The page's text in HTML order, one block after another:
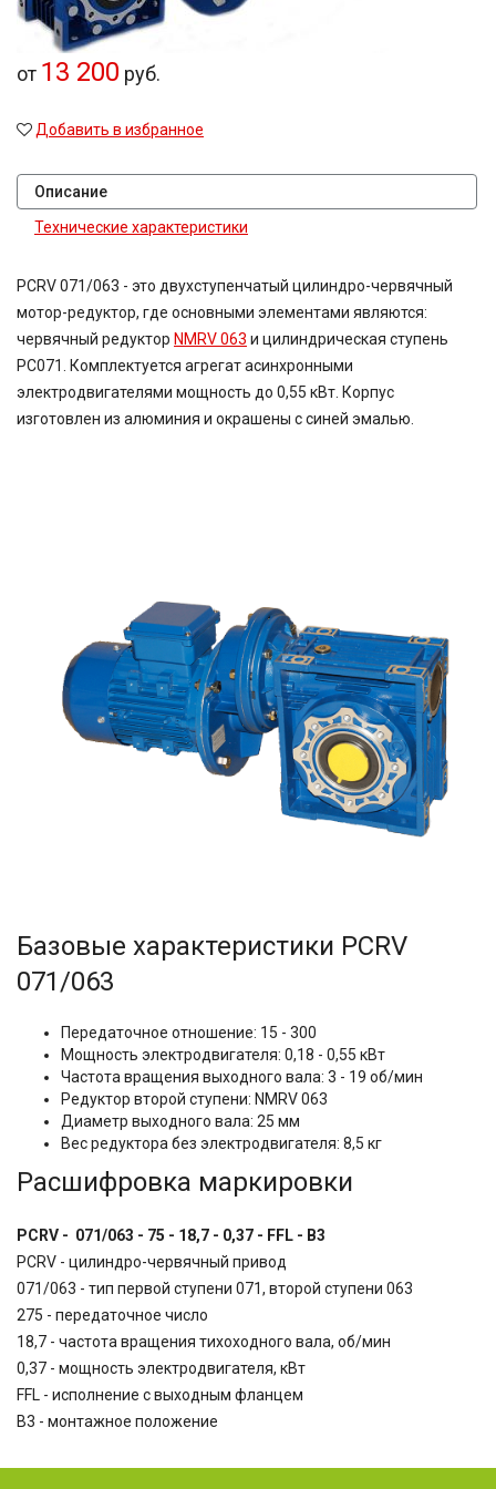
49,2
50
52
63
80
80,2
81,64
83,15
100
116,5
124,97
167,4
189
от 13 200 руб.
Добавить в избранное
Описание
Технические характеристики
PCRV 071/063 - это двухступенчатый цилиндро-червячный
мотор-редуктор, где основными элементами являются:
червячный редуктор NMRV 063 и цилиндрическая ступень
PC071. Комплектуется агрегат асинхронными
электродвигателями мощность до 0,55 кВт. Корпус
изготовлен из алюминия и окрашены с синей эмалью.
Базовые характеристики PCRV
071/063
Передаточное отношение: 15 - 300
Мощность электродвигателя: 0,18 - 0,55 кВт
Частота вращения выходного вала: 3 - 19 об/мин
Редуктор второй ступени: NMRV 063
Диаметр выходного вала: 25 мм
Вес редуктора без электродвигателя: 8,5 кг
Расшифровка маркировки
PCRV - 071/063 - 75 - 18,7 - 0,37 - FFL - B3
PCRV - цилиндро-червячный привод
071/063 - тип первой ступени 071, второй ступени 063
275 - передаточное число
18,7 - частота вращения тихоходного вала, об/мин
0,37 - мощность электродвигателя, кВт
FFL - исполнение с выходным фланцем
B3 - монтажное положение